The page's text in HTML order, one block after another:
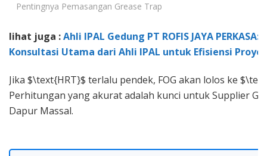
Pentingnya Pemasangan Grease Trap
lihat juga :Ahli IPAL Gedung PT ROFIS JAYA PERKASA:
Konsultasi Utama dari Ahli IPAL untuk Efisiensi
Jika $\text{HRT}$ terlalu pendek, FOG akan lolos ke
Perhitungan yang akurat adalah kunci untuk Supplier
Dapur Massal.